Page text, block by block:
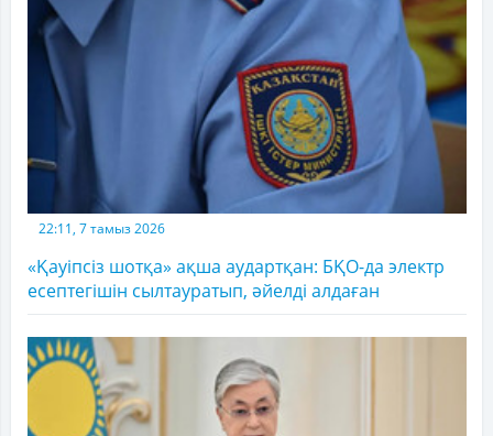
22:11, 7 тамыз 2026
«Қауіпсіз шотқа» ақша аудартқан: БҚО-да электр
есептегішін сылтауратып, әйелді алдаған